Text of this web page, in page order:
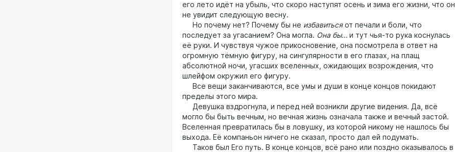
его лето идёт на убыль, что скоро наступят осень и зима его жизни, что он
не увидит следующую весну.
Но почему нет? Почему бы не избавитьсяот печали и боли, что
последует за угасанием? Она могла. Она бы… и тут чья-то рука коснулась
её руки. И чувствуя чужое прикосновение, она посмотрела в ответ на
огромную тёмную фигуру, на сингулярности в его глазах, на плащ
абсолютной ночи, угасших вселенных, ожидающих возрождения, что
шлейфом окружил его фигуру.
Все вещи заканчиваются, все умы и души в конце концов покидают
пределы этого мира.
Девушка вздрогнула, и перед ней возникли другие видения. Да, всё
могло бы быть вечным, но вечная жизнь означала также и вечный застой.
Вселенная превратилась бы в ловушку, из которой никому не нашлось бы
выхода. Её компаньон ничего не сказал, просто дал ей подумать.
Таков был Его путь. В конце концов, всё рано или поздно оказывалось в